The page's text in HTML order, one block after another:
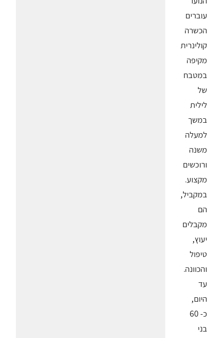
עוברים
הכשרה
קולינרית
מקיפה
במטבח
של
לילית
במשך
למעלה
משנה
ורוכשים
מקצוע.
במקביל,
הם
מקבלים
יעוץ,
טיפול
והכוונה.
עד
היום,
כ- 60
בני